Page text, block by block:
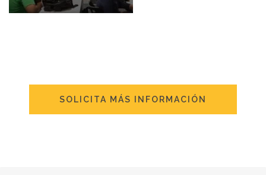
SOLICITA MÁS INFORMACIÓN